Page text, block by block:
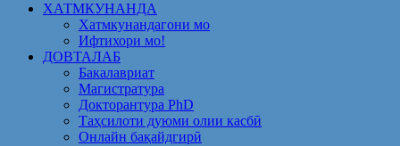
ХАТМКУНАНДА
Хатмкунандагони мо
Ифтихори мо!
ДОВТАЛАБ
Бакалавриат
Магистратура
Докторантура PhD
Таҳсилоти дуюми олии касбӣ
Онлайн бақайдгирӣ